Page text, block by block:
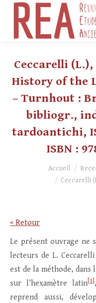
Ceccarelli
History of the
– Turnhout :
bibliogr.,
tardoantichi,
ISBN :
Vous êtes ici :Accueil
Ceccarelli
< Retour
Le présent ouvrage ne
lecteurs de L.
est de la méthode,
sur l’hexamètre latin [1]
reprend aussi,